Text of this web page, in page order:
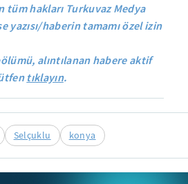
tüm hakları Turkuvaz Medya
haberin tamamı özel izin
alıntılanan habere aktif
tıklayın.
Selçuklu konya